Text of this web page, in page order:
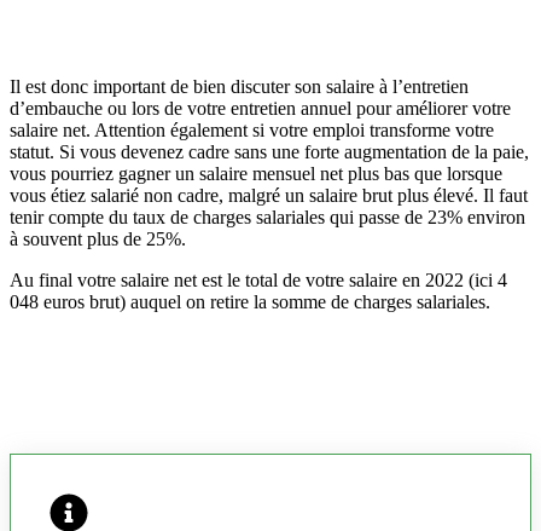
Il est donc important de bien discuter son salaire à l’entretien
d’embauche ou lors de votre entretien annuel pour améliorer votre
salaire net. Attention également si votre emploi transforme votre
statut. Si vous devenez cadre sans une forte augmentation de la paie,
vous pourriez gagner un salaire mensuel net plus bas que lorsque
vous étiez salarié non cadre, malgré un salaire brut plus élevé. Il faut
tenir compte du taux de charges salariales qui passe de 23% environ
à souvent plus de 25%.
Au final votre salaire net est le total de votre salaire en 2022 (ici 4
048 euros brut) auquel on retire la somme de charges salariales.